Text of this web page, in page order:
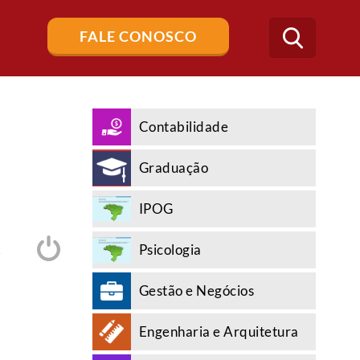
FALE CONOSCO
Buscar
no
blog
Contabilidade
Graduação
IPOG
Psicologia
Gestão e Negócios
Engenharia e Arquitetura